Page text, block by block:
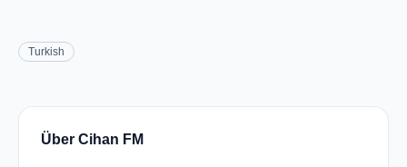
Turkish
Über Cihan FM